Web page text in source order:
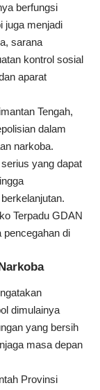
berfungsi
juga menjadi
sarana
kontrol sosial
aparat
Tengah,
dalam
narkoba.
yang dapat
Terpadu GDAN
pencegahan di
dimulainya
yang bersih
masa depan
Provinsi